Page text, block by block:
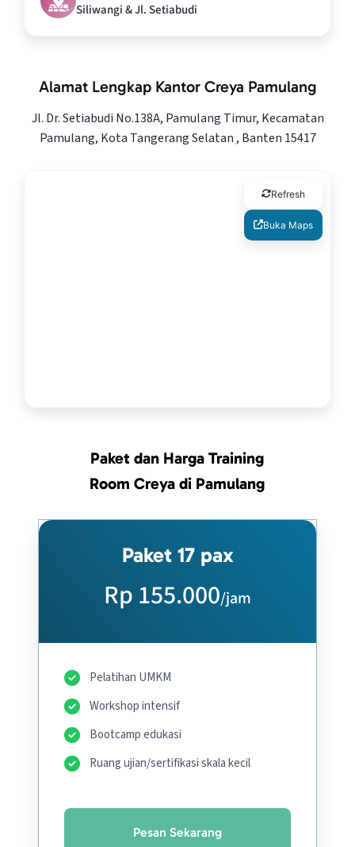
Siliwangi & Jl. Setiabudi
Alamat Lengkap Kantor Creya Pamulang
Jl. Dr. Setiabudi No.138A, Pamulang Timur, Kecamatan
Pamulang, Kota Tangerang Selatan , Banten 15417
Refresh
Buka Maps
Paket dan Harga Training
Room Creya di Pamulang
Paket 17 pax
Rp 155.000/jam
Pelatihan UMKM
Workshop intensif
Bootcamp edukasi
Ruang ujian/sertifikasi skala kecil
Pesan Sekarang